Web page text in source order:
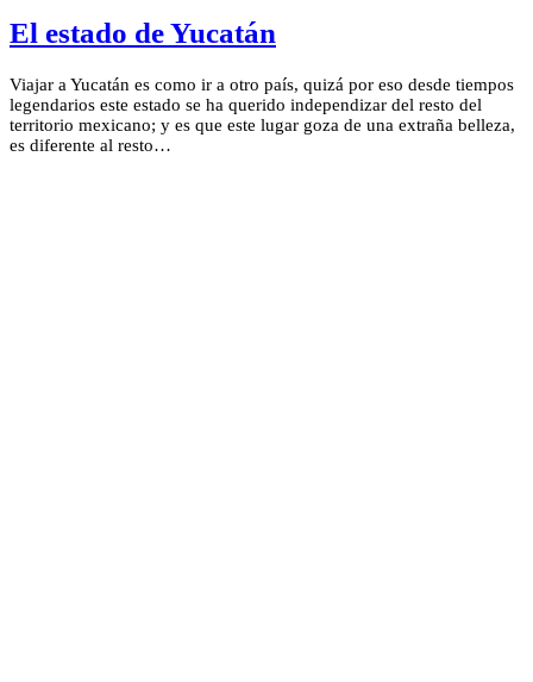
El estado de Yucatán
Viajar a Yucatán es como ir a otro país, quizá por eso desde tiempos
legendarios este estado se ha querido independizar del resto del
territorio mexicano; y es que este lugar goza de una extraña belleza,
es diferente al resto…